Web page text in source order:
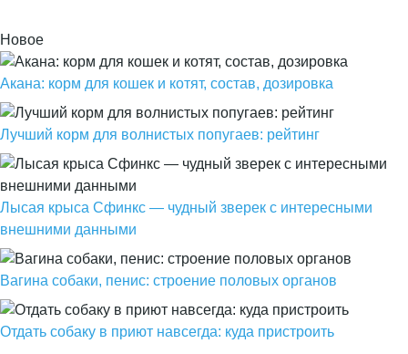
Новое
Акана: корм для кошек и котят, состав, дозировка
Лучший корм для волнистых попугаев: рейтинг
Лысая крыса Сфинкс — чудный зверек с интересными
внешними данными
Вагина собаки, пенис: строение половых органов
Отдать собаку в приют навсегда: куда пристроить